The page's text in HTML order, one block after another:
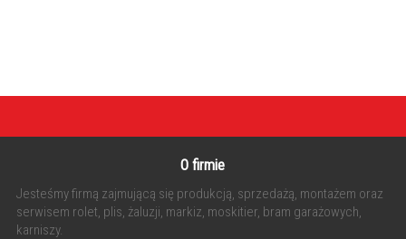
O firmie
Jesteśmy firmą zajmującą się produkcją, sprzedażą, montażem oraz
serwisem rolet, plis, żaluzji, markiz, moskitier, bram garażowych,
karniszy.